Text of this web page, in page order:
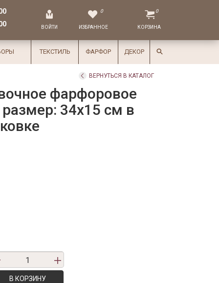
ВОЙТИ
0
ИЗБРАННОЕ
0
КОРЗИНА
ТЕКСТИЛЬ ФАРФОР ДЕКОР
ВЕРНУТЬСЯ В КАТАЛОГ
фарфоровое
размер: 34x15 см в
В КОРЗИНУ